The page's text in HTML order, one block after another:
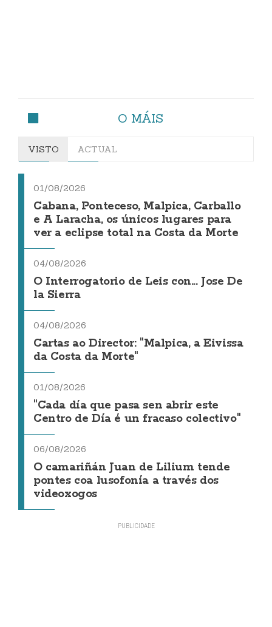
O MÁIS
VISTO ACTUAL
01/08/2026
Cabana, Ponteceso, Malpica, Carballo
e A Laracha, os únicos lugares para
ver a eclipse total na Costa da Morte
04/08/2026
O Interrogatorio de Leis con... Jose De
la Sierra
04/08/2026
Cartas ao Director: "Malpica, a Eivissa
da Costa da Morte"
01/08/2026
"Cada día que pasa sen abrir este
Centro de Día é un fracaso colectivo"
06/08/2026
O camariñán Juan de Lilium tende
pontes coa lusofonía a través dos
videoxogos